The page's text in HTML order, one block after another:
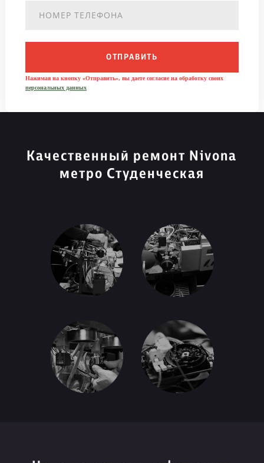
ОТПРАВИТЬ
Нажимая на кнопку «Отправить», вы даете согласие на обработку своих
персональных данных
Качественный ремонт Nivona
метро Студенческая